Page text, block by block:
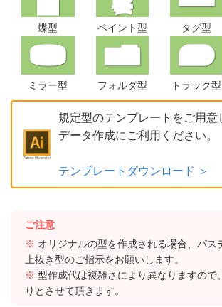
蝶型 ペイント型 タグ型
ミラー型 フォルダ型 トラック型
規定型のテンプレートをご用意
データ作成にご利用ください。
テンプレートダウンロード ＞
ご注意
※ オリジナルの型を作成される場合、パス
上抜き型のご指示をお願いします。
※ 型作成代は複雑さにより異なりますので
りとさせて頂きます。